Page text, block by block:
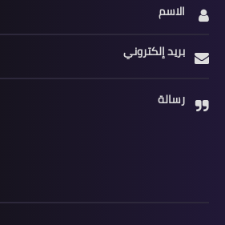
الاسم
بريد إلكتروني
رسالة